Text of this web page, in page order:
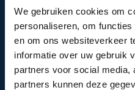
We gebruiken cookies om
personaliseren, om
en om ons websiteverkeer
informatie over uw gebruik
partners voor social media,
partners kunnen deze
Risicoklasse &
Ontdek welke
verzekeraar eist — in
Doe de check →